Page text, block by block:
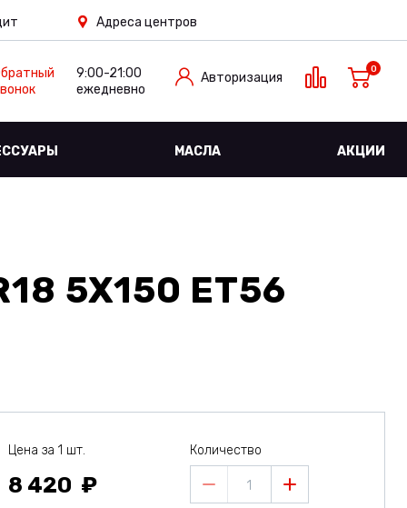
Адреса центров
9:00-21:00
ежедневно
Авторизация
0
МАСЛА АКЦИИ
5X150 ET56
Цена за 1 шт.
8 420
Количество
1